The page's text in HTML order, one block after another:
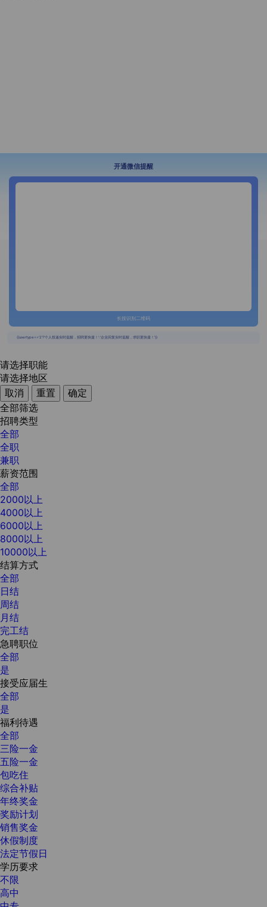
开通微信提醒
长按识别二维码
{{usertype=='2'?'个人投递实时提醒，招聘更快捷！':'企业回复实时提醒，求职更快捷！'}}
请选择职能
请选择地区
取消
重置
确定
全部筛选
招聘类型
全部
全职
兼职
薪资范围
全部
2000以上
4000以上
6000以上
8000以上
10000以上
结算方式
全部
日结
周结
月结
完工结
急聘职位
全部
是
接受应届生
全部
是
福利待遇
全部
三险一金
五险一金
包吃住
综合补贴
年终奖金
奖励计划
销售奖金
休假制度
法定节假日
学历要求
不限
高中